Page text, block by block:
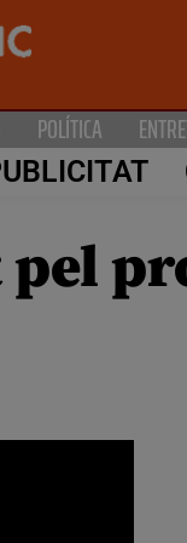
POLÍTICA